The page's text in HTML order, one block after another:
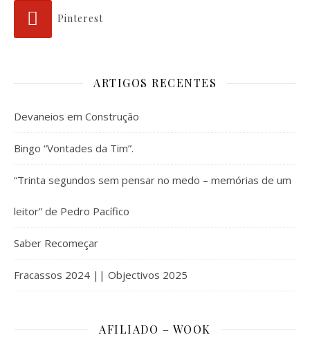
Pinterest
ARTIGOS RECENTES
Devaneios em Construção
Bingo “Vontades da Tim”.
“Trinta segundos sem pensar no medo – memórias de um
leitor” de Pedro Pacífico
Saber Recomeçar
Fracassos 2024 || Objectivos 2025
AFILIADO – WOOK